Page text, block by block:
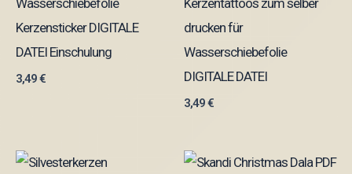
Wasserschiebefolie
Kerzensticker DIGITALE
DATEI Einschulung
3,49€
Kerzentattoos zum selber
drucken für
Wasserschiebefolie
DIGITALE DATEI
3,49€